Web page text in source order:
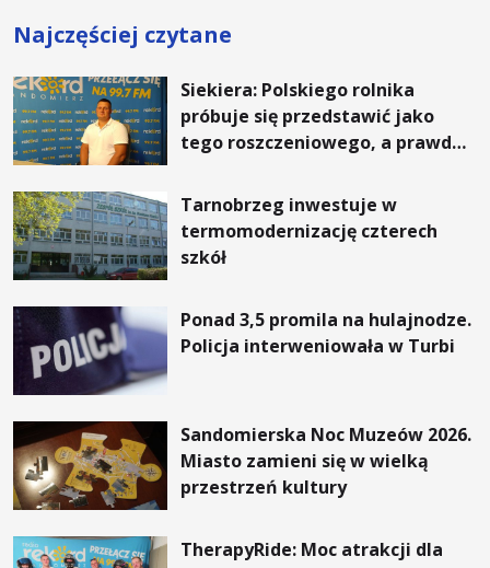
Najczęściej czytane
Siekiera: Polskiego rolnika
próbuje się przedstawić jako
tego roszczeniowego, a prawda
Tarnobrzeg inwestuje w
termomodernizację czterech
szkół
Ponad 3,5 promila na hulajnodze.
Policja interweniowała w Turbi
Sandomierska Noc Muzeów 2026.
Miasto zamieni się w wielką
przestrzeń kultury
TherapyRide: Moc atrakcji dla